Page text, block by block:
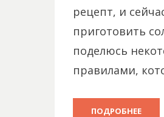
рецепт, и
приготовить
поделюсь
правилами,
ПОДРОБНЕЕ